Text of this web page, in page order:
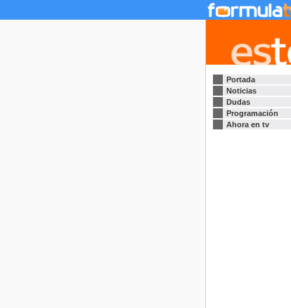
Portada
Noticias
Dudas
Programación
Ahora en tv